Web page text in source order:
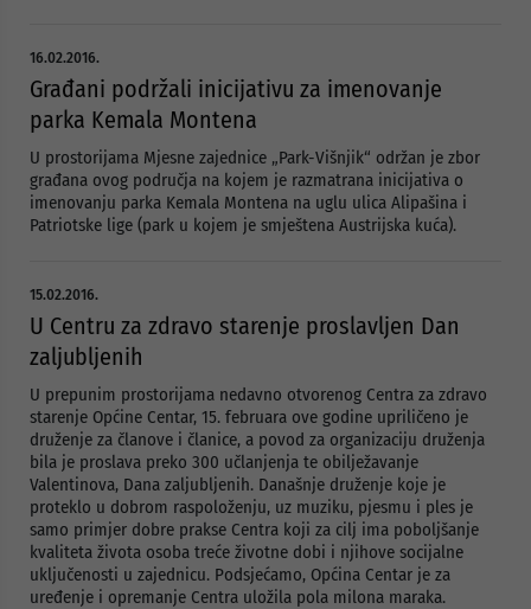
16.02.2016.
Građani podržali inicijativu za imenovanje
parka Kemala Montena
U prostorijama Mjesne zajednice „Park-Višnjik“ održan je zbor
građana ovog područja na kojem je razmatrana inicijativa o
imenovanju parka Kemala Montena na uglu ulica Alipašina i
Patriotske lige (park u kojem je smještena Austrijska kuća).
15.02.2016.
U Centru za zdravo starenje proslavljen Dan
zaljubljenih
U prepunim prostorijama nedavno otvorenog Centra za zdravo
starenje Općine Centar, 15. februara ove godine upriličeno je
druženje za članove i članice, a povod za organizaciju druženja
bila je proslava preko 300 učlanjenja te obilježavanje
Valentinova, Dana zaljubljenih. Današnje druženje koje je
proteklo u dobrom raspoloženju, uz muziku, pjesmu i ples je
samo primjer dobre prakse Centra koji za cilj ima poboljšanje
kvaliteta života osoba treće životne dobi i njihove socijalne
uključenosti u zajednicu. Podsjećamo, Općina Centar je za
uređenje i opremanje Centra uložila pola milona maraka.